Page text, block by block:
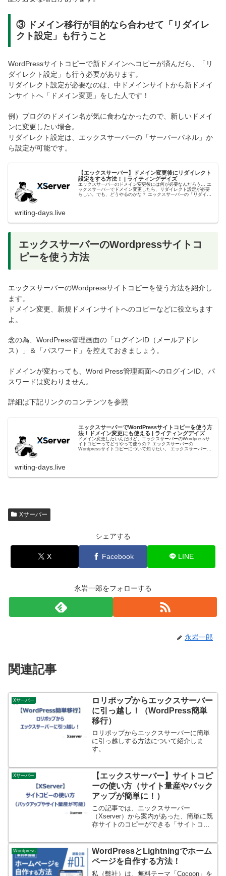
③ ドメイン移行が目的なら合わせて「リダイレ
クト設定」も行うこと
WordPressサイトコピーで新ドメインへコピーが済んだら、「リ
ダイレクト設定」も行う必要があります。
リダイレクト設定が必要なのは、中ドメインサイトから新ドメイ
ンサイトへ「ドメイン変更」をした人です！
例）ブログのドメイン名が気に食わなかったので、新しいドメイ
ンに変更したい場合。
リダイレクト設定は、エックスサーバーの「サーバーパネル」か
ら設定が可能です。
【エックスサーバー】ドメイン変更後にリダイレクト
設定をする方法！ | ライティングデイズ
エックスサーバーのドメイン変更後には何が必要なんだろう... エ
ックスサーバーでドメイン変更したら、リダイレクト設定が必要
らしい。でも、どうやるのかな？ エックスサーバーの「リダイレ
writing-days.live
エックスサーバーのWordpressサイトコ
ピーを使う方法
エックスサーバーのWordpressサイトコピーを使う方法を紹介し
ます。
ドメイン変更、新規ドメインサイトへのコピーなどに役立ちます
よ。
念の為、WordPress管理画面の「ログインID（メールアドレ
ス）」＆「パスワード」を控えておきましょう。
ドメインが変わっても、Word Press管理画面へのログインID、パ
スワードは変わりません。
詳細は下記リンクのコンテンツを参照
エックスサーバーでWordPressサイトコピーを使う方
法！ドメイン変更にも使える | ライティングデイズ
ドメイン変更したいんだけど、エックスサーバーのWordpressサ
イトコピーってどうやって使うの？ エックスサーバーの
Wordpressサイトコピーについて知りたい。 エックスサーバーの
writing-days.live
Xサーバー
シェアする
X Facebook LINE
永岩一郎をフォローする
永岩一郎
関連記事
Xサーバー
ロリポップからエックスサーバー
に引っ越し！（WordPress簡単
移行）
ロリポップからエックスサーバーに簡単
に引っ越しする方法について紹介しま
す。
Xサーバー
【エックスサーバー】サイトコピ
ーの使い方（サイト量産やバック
アップが簡単に！）
この記事では、エックスサーバー
（Xserver）から案内があった、簡単に既
存サイトのコピーができる「サイトコピ
います。（最後にFAQあり）詳細は次の
記事を参照。
Wordpress
WordPressとLightningでホーム
ページを自作する方法！
私（弊社）は、無料テーマ「Cocoon」を